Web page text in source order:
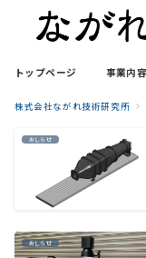
トップページ 事業内容
株式会社ながれ技術研究所
おしらせ
おしらせ